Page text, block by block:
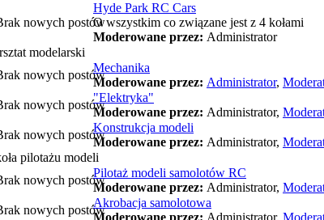
Hyde Park RC Cars
O wszystkim co związane jest z 4 kołami
Moderowane przez: Administrator
modelarski
Mechanika
Moderowane przez: Administrator,
"Elektryka"
Moderowane przez: Administrator,
Konstrukcja modeli
Moderowane przez: Administrator,
pilotażu modeli
Pilotaż modeli samolotów RC
Moderowane przez: Administrator,
Akrobacja samolotowa
Moderowane przez: Administrator,